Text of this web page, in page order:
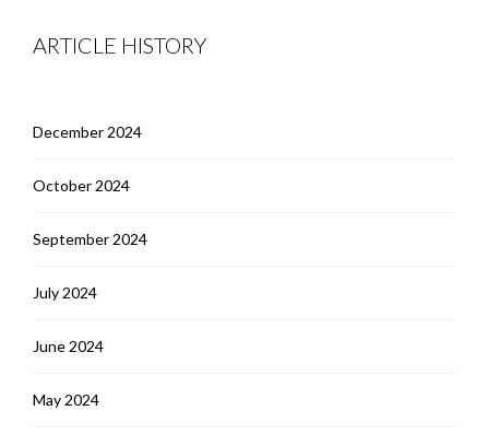
ARTICLE HISTORY
December 2024
October 2024
September 2024
July 2024
June 2024
May 2024